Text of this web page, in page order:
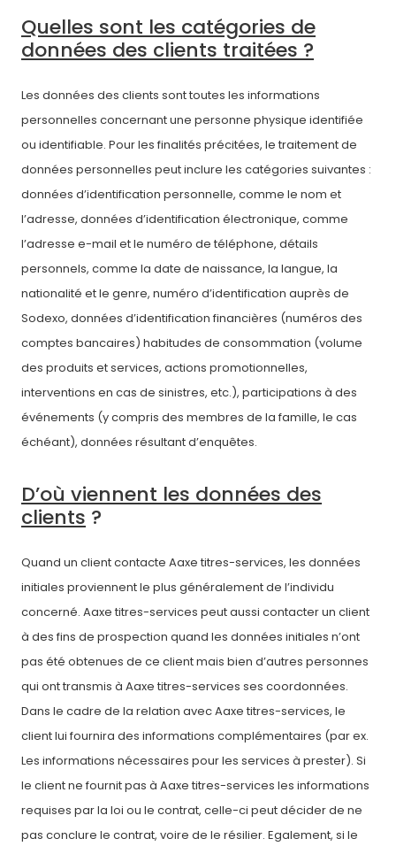
Quelles sont les catégories de
données des clients traitées ?
Les données des clients sont toutes les informations
personnelles concernant une personne physique identifiée
ou identifiable. Pour les finalités précitées, le traitement de
données personnelles peut inclure les catégories suivantes :
données d’identification personnelle, comme le nom et
l’adresse, données d’identification électronique, comme
l’adresse e-mail et le numéro de téléphone, détails
personnels, comme la date de naissance, la langue, la
nationalité et le genre, numéro d’identification auprès de
Sodexo, données d’identification financières (numéros des
comptes bancaires) habitudes de consommation (volume
des produits et services, actions promotionnelles,
interventions en cas de sinistres, etc.), participations à des
événements (y compris des membres de la famille, le cas
échéant), données résultant d’enquêtes.
D’où viennent les données des
clients ?
Quand un client contacte Aaxe titres-services, les données
initiales proviennent le plus généralement de l’individu
concerné. Aaxe titres-services peut aussi contacter un client
à des fins de prospection quand les données initiales n’ont
pas été obtenues de ce client mais bien d’autres personnes
qui ont transmis à Aaxe titres-services ses coordonnées.
Dans le cadre de la relation avec Aaxe titres-services, le
client lui fournira des informations complémentaires (par ex.
Les informations nécessaires pour les services à prester). Si
le client ne fournit pas à Aaxe titres-services les informations
requises par la loi ou le contrat, celle-ci peut décider de ne
pas conclure le contrat, voire de le résilier. Egalement, si le